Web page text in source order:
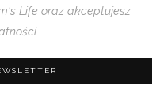
Life oraz akceptujesz